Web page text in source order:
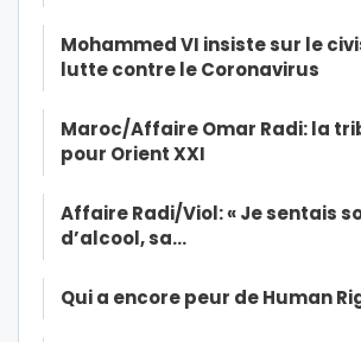
Mohammed VI insiste sur le
lutte contre le Coronavirus
Maroc/Affaire Omar Radi: la
pour Orient XXI
Affaire Radi/Viol: « Je sentais
d’alcool, sa…
Qui a encore peur de Human